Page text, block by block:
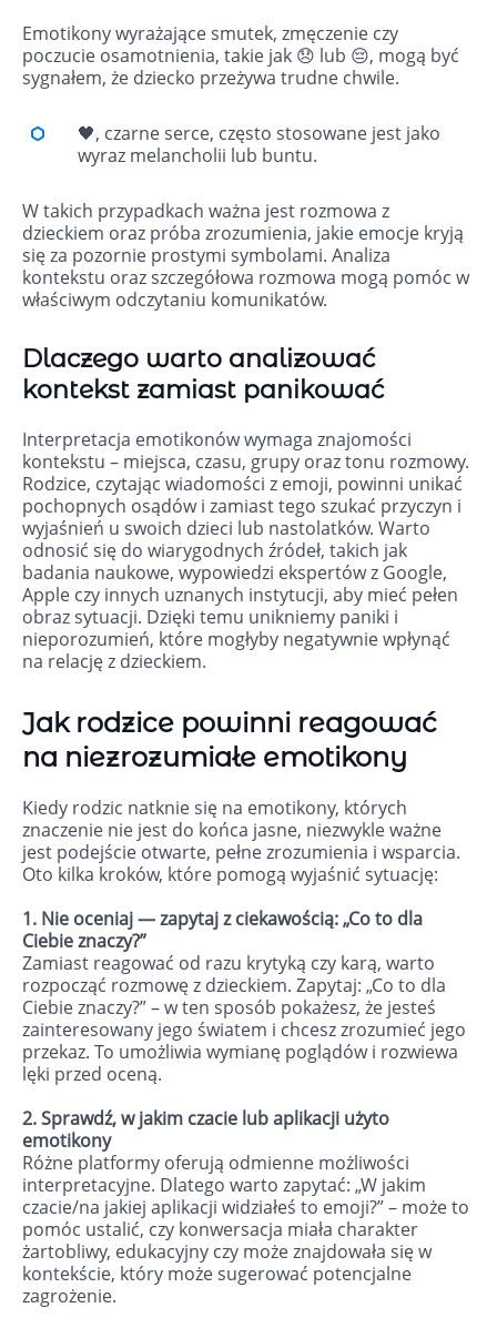
Emotikony wyrażające smutek, zmęczenie czy
poczucie osamotnienia, takie jak 😞 lub 😔, mogą być
sygnałem, że dziecko przeżywa trudne chwile.
🖤, czarne serce, często stosowane jest jako
wyraz melancholii lub buntu.
W takich przypadkach ważna jest rozmowa z
dzieckiem oraz próba zrozumienia, jakie emocje kryją
się za pozornie prostymi symbolami. Analiza
kontekstu oraz szczegółowa rozmowa mogą pomóc w
właściwym odczytaniu komunikatów.
Dlaczego warto analizować
kontekst zamiast panikować
Interpretacja emotikonów wymaga znajomości
kontekstu – miejsca, czasu, grupy oraz tonu rozmowy.
Rodzice, czytając wiadomości z emoji, powinni unikać
pochopnych osądów i zamiast tego szukać przyczyn i
wyjaśnień u swoich dzieci lub nastolatków. Warto
odnosić się do wiarygodnych źródeł, takich jak
badania naukowe, wypowiedzi ekspertów z Google,
Apple czy innych uznanych instytucji, aby mieć pełen
obraz sytuacji. Dzięki temu unikniemy paniki i
nieporozumień, które mogłyby negatywnie wpłynąć
na relację z dzieckiem.
Jak rodzice powinni reagować
na niezrozumiałe emotikony
Kiedy rodzic natknie się na emotikony, których
znaczenie nie jest do końca jasne, niezwykle ważne
jest podejście otwarte, pełne zrozumienia i wsparcia.
Oto kilka kroków, które pomogą wyjaśnić sytuację:
1. Nie oceniaj — zapytaj z ciekawością: „Co to dla
Ciebie znaczy?”
Zamiast reagować od razu krytyką czy karą, warto
rozpocząć rozmowę z dzieckiem. Zapytaj: „Co to dla
Ciebie znaczy?” – w ten sposób pokażesz, że jesteś
zainteresowany jego światem i chcesz zrozumieć jego
przekaz. To umożliwia wymianę poglądów i rozwiewa
lęki przed oceną.
2. Sprawdź, w jakim czacie lub aplikacji użyto
emotikony
Różne platformy oferują odmienne możliwości
interpretacyjne. Dlatego warto zapytać: „W jakim
czacie/na jakiej aplikacji widziałeś to emoji?” – może to
pomóc ustalić, czy konwersacja miała charakter
żartobliwy, edukacyjny czy może znajdowała się w
kontekście, który może sugerować potencjalne
zagrożenie.